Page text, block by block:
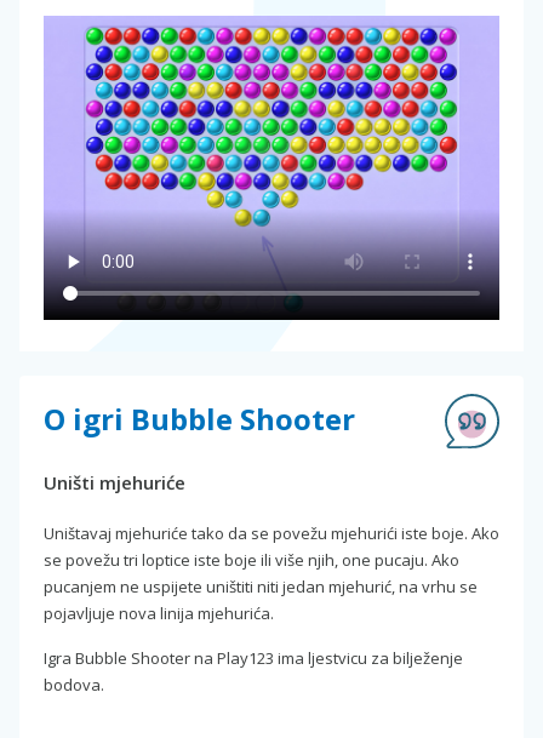
O igri Bubble Shooter
Uništi mjehuriće
Uništavaj mjehuriće tako da se povežu mjehurići iste boje. Ako
se povežu tri loptice iste boje ili više njih, one pucaju. Ako
pucanjem ne uspijete uništiti niti jedan mjehurić, na vrhu se
pojavljuje nova linija mjehurića.
Igra Bubble Shooter na Play123 ima ljestvicu za bilježenje
bodova.